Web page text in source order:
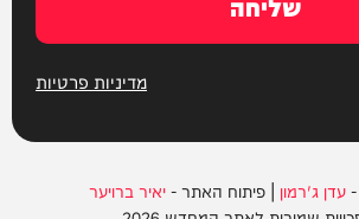
מדיניות פרטיות
-עדן ג'רמון | פיתוח האתר -יאיר ברויער